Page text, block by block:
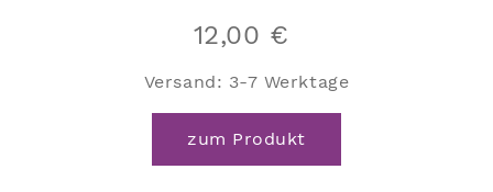
12,00 €
Versand: 3-7 Werktage
zum Produkt